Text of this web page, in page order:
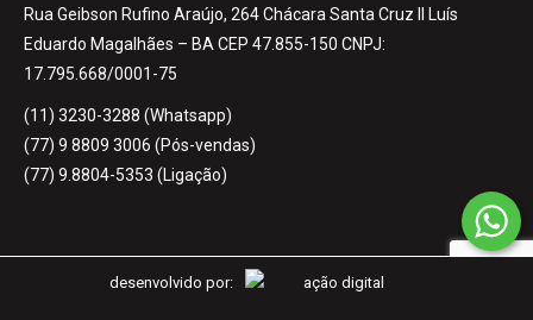
Rua Geibson Rufino Araújo, 264 Chácara Santa Cruz II Luís
Eduardo Magalhães – BA CEP 47.855-150 CNPJ:
17.795.668/0001-75
(11) 3230-3288 (Whatsapp)
(77) 9 8809 3006 (Pós-vendas)
(77) 9.8804-5353 (Ligação)
desenvolvido por: